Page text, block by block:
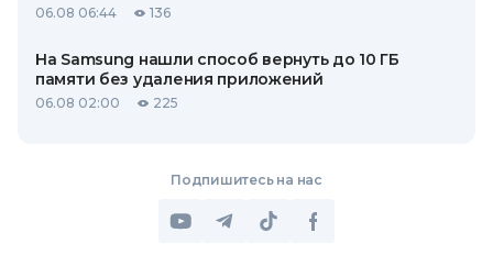
06.08 06:44 136
На Samsung нашли способ вернуть до 10 ГБ
памяти без удаления приложений
06.08 02:00 225
Подпишитесь на нас